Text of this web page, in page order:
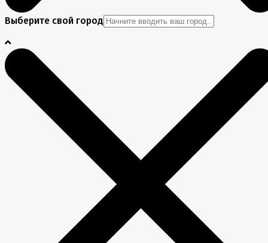
Выберите свой город